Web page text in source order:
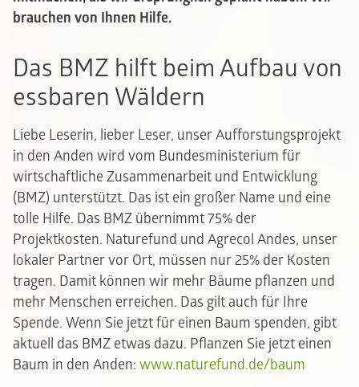
brauchen von Ihnen Hilfe.
Das BMZ hilft beim Aufbau von
essbaren Wäldern
Liebe Leserin, lieber Leser, unser Aufforstungsprojekt
in den Anden wird vom Bundesministerium für
wirtschaftliche Zusammenarbeit und Entwicklung
(BMZ) unterstützt. Das ist ein großer Name und eine
tolle Hilfe. Das BMZ übernimmt 75% der
Projektkosten. Naturefund und Agrecol Andes, unser
lokaler Partner vor Ort, müssen nur 25% der Kosten
tragen. Damit können wir mehr Bäume pflanzen und
mehr Menschen erreichen. Das gilt auch für Ihre
Spende. Wenn Sie jetzt für einen Baum spenden, gibt
aktuell das BMZ etwas dazu. Pflanzen Sie jetzt einen
Baum in den Anden: www.naturefund.de/baum